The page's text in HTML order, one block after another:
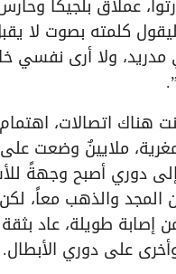
عملاق بلجيكا
كلمته بصوت لا يقبل
ولا أرى نفسي
هناك اتصالات،
ملايينٌ وضعت على
دوري أصبح وجهةً
المجد والذهب معاً، لكن
إصابة طويلة، عاد بثقة
وأخرى على دوري الأبطال.